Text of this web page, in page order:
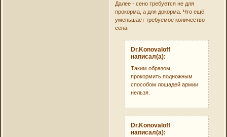
Далее - сено требуется не для
прокорма, а для докорма. Что ещё
уменьшает требуемое количество
сена.
Dr.Konovaloff
написал(а):
Таким образом,
прокормить подножным
способом лошадей армии
нельзя.
Dr.Konovaloff
написал(а):